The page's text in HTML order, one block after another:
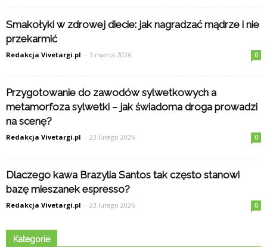
Smakołyki w zdrowej diecie: jak nagradzać mądrze i nie
przekarmić
Redakcja Vivetargi.pl - 3 marca 2026 0
Przygotowanie do zawodów sylwetkowych a
metamorfoza sylwetki – jak świadoma droga prowadzi
na scenę?
Redakcja Vivetargi.pl - 23 lutego 2026 0
Dlaczego kawa Brazylia Santos tak często stanowi
bazę mieszanek espresso?
Redakcja Vivetargi.pl - 23 lutego 2026 0
Kategorie